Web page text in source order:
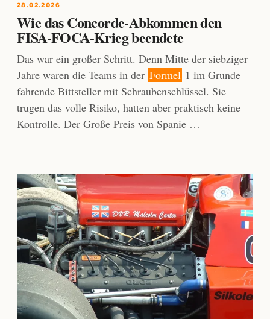
28.02.2026
Wie das Concorde-Abkommen den
FISA-FOCA-Krieg beendete
Das war ein großer Schritt. Denn Mitte der siebziger
Jahre waren die Teams in der Formel 1 im Grunde
fahrende Bittsteller mit Schraubenschlüssel. Sie
trugen das volle Risiko, hatten aber praktisch keine
Kontrolle. Der Große Preis von Spanie …